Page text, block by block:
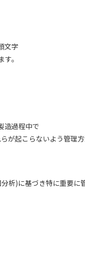
文字
。
造過程中で
が起こらないよう管理
析)に基づき特に重要に